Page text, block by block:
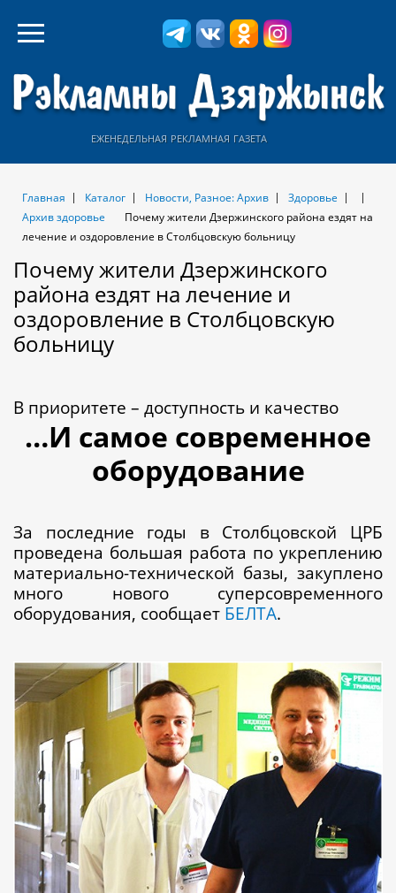
еженедельная рекламная газета
Главная Каталог Новости, Разное: Архив
Здоровье
Архив здоровье
Почему жители Дзержинского района ездят на
лечение и оздоровление в Столбцовскую больницу
Почему жители Дзержинского
района ездят на лечение и
оздоровление в Столбцовскую
больницу
В приоритете – доступность и качество
…И самое современное
оборудование
За последние годы в Столбцовской ЦРБ
проведена большая работа по укреплению
материально-технической базы, закуплено
много нового суперсовременного
оборудования, сообщает БЕЛТА.